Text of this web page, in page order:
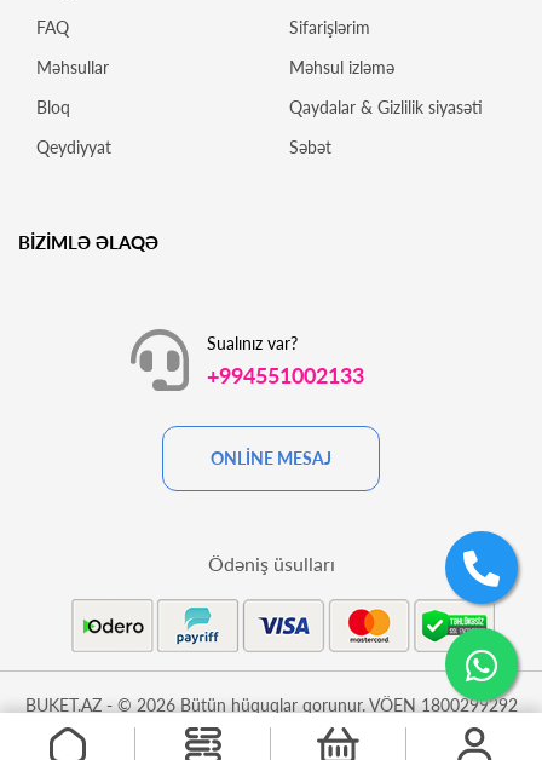
FAQ
Məhsullar
Bloq
Qeydiyyat
Sifarişlərim
Məhsul izləmə
Qaydalar & Gizlilik siyasəti
Səbət
BİZİMLƏ ƏLAQƏ
Sualınız var?
+994551002133
ONLİNE MESAJ
BUKET.AZ - © 2026 Bütün hüquqlar qorunur. VÖEN 1800299292
Ödəniş üsulları